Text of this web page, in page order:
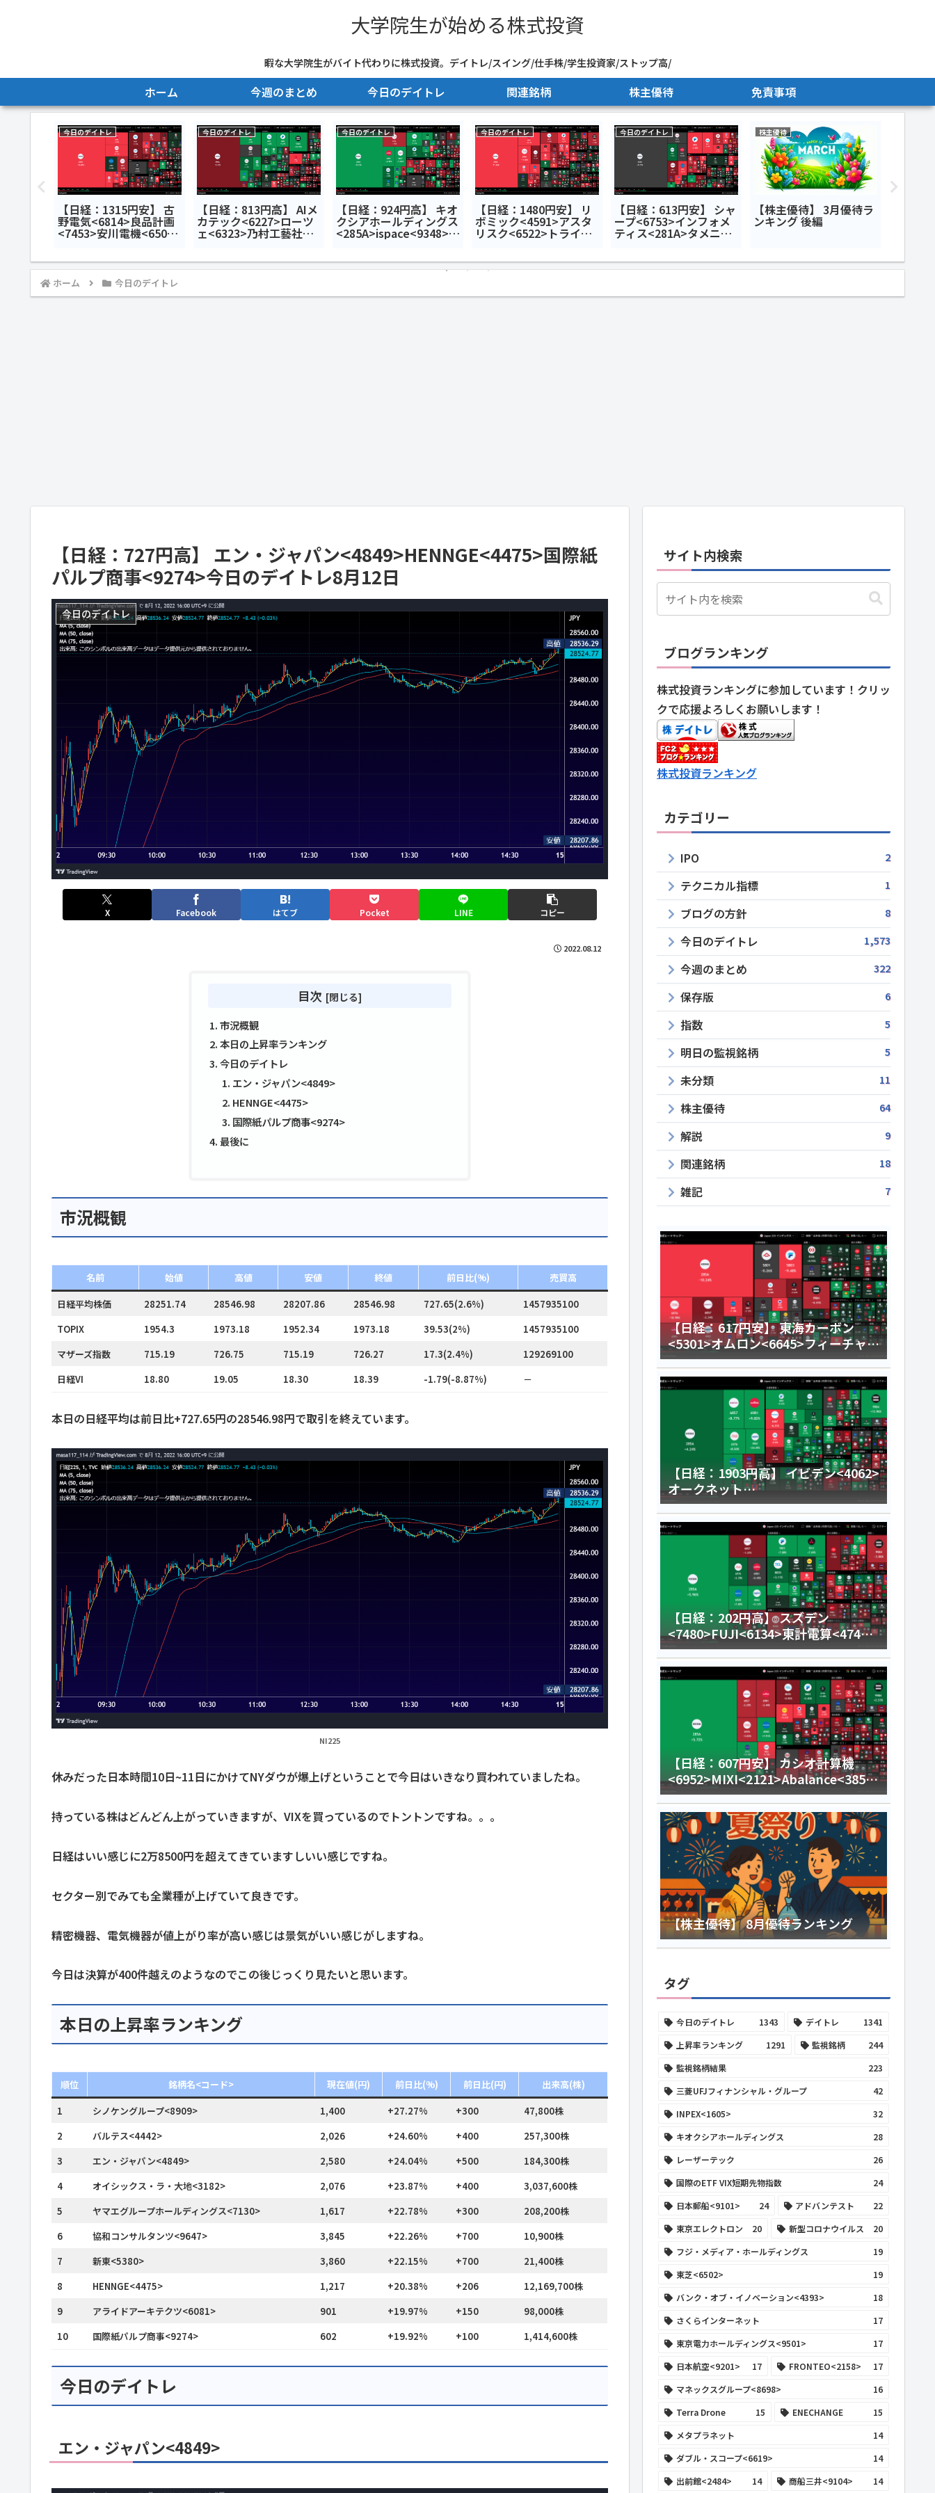
大学院生が始める株式投資
暇な大学院生がバイト代わりに株式投資。デイトレ/スイング/仕手株/学生投資家/ストップ高/
ホーム 今週のまとめ 今日のデイトレ 関連銘柄 株主優待 免責事項
今日のデイトレ
【日経：1315円安】 古
野電気<6814>良品計画
<7453>安川電機<6506>
今日のデイトレ7月13日
今日のデイトレ
【日経：813円高】 AIメ
カテック<6227>ローツ
ェ<6323>乃村工藝社
<9716>今日のデイトレ7
今日のデイトレ
【日経：924円高】 キオ
クシアホールディングス
<285A>ispace<9348>小
田原機器<7314>今日の
今日のデイトレ
【日経：1480円安】 リ
ボミック<4591>アスタ
リスク<6522>トライア
ルホールディングス
月7日
今日のデイトレ
【日経：613円安】 シャ
ープ<6753>インフォメ
ティス<281A>タメニー
<6181>今日のデイトレ6
株主優待
【株主優待】 3月優待ラ
ンキング 後編
月15日
ホーム 今日のデイトレ
【日経：727円高】 エン・ジャパン<4849>HENNGE<4475>国際紙
パルプ商事<9274>今日のデイトレ8月12日
今日のデイトレ
X Facebook はてブ Pocket LINE コピー
2022.08.12
目次
市況概観
本日の上昇率ランキング
今日のデイトレ
エン・ジャパン<4849>
HENNGE<4475>
国際紙パルプ商事<9274>
最後に
市況概観
名前 始値 高値 安値 終値 前日比(%)
売買高
日経平均株価
28251.74 28546.98 28207.86 28546.98 727.65(2.6%)
1457935100
TOPIX
1954.3 1973.18 1952.34 1973.18 39.53(2%)
1457935100
マザーズ指数
715.19 726.75 715.19 726.27 17.3(2.4%)
129269100
日経VI
18.80 19.05 18.30 18.39 -1.79(-8.87%) －
本日の日経平均は前日比+727.65円の28546.98円で取引を終えています。
NI225
休みだった日本時間10日~11日にかけてNYダウが爆上げということで今日はいきなり買われていましたね。
持っている株はどんどん上がっていきますが、VIXを買っているのでトントンですね。。。
日経はいい感じに2万8500円を超えてきていますしいい感じですね。
セクター別でみても全業種が上げていて良きです。
精密機器、電気機器が値上がり率が高い感じは景気がいい感じがしますね。
今日は決算が400件越えのようなのでこの後じっくり見たいと思います。
本日の上昇率ランキング
順位 銘柄名<コード> 現在値(円) 前日比(%) 前日比(円)
出来高(株)
1
シノケングループ<8909> 1,400 +27.27% +300
47,800株
2
バルテス<4442> 2,026 +24.60% +400
257,300株
3
エン・ジャパン<4849> 2,580 +24.04% +500
184,300株
4
オイシックス・ラ・大地<3182> 2,076 +23.87% +400
3,037,600株
5
ヤマエグループホールディングス<7130> 1,617 +22.78% +300
208,200株
6
協和コンサルタンツ<9647> 3,845 +22.26% +700
10,900株
7
新東<5380> 3,860 +22.15% +700
21,400株
8
HENNGE<4475> 1,217 +20.38% +206
12,169,700株
9
アライドアーキテクツ<6081> 901 +19.97% +150
98,000株
10
国際紙パルプ商事<9274> 602 +19.92% +100 1,414,600株
今日のデイトレ
エン・ジャパン<4849>
サイト内検索
ブログランキング
株式投資ランキングに参加しています！クリッ
クで応援よろしくお願いします！
株式投資ランキング
カテゴリー
IPO 2
テクニカル指標 1
ブログの方針 8
今日のデイトレ 1,573
今週のまとめ 322
保存版 6
指数 5
明日の監視銘柄 5
未分類 11
株主優待 64
解説 9
関連銘柄 18
雑記 7
【日経：617円安】 東海カーボン
<5301>オムロン<6645>フィーチャ
<4052>今日のデイトレ8月6日
【日経：1903円高】 イビデン<4062>
オークネット
<3964>HENNGE<4475>今日のデイ
トレ8月5日
【日経：202円高】 スズデン
<7480>FUJI<6134>東計電算<4746>
今日のデイトレ8月4日
【日経：607円安】 カシオ計算機
<6952>MIXI<2121>Abalance<3856
>今日のデイトレ8月3日
【株主優待】 8月優待ランキング
タグ
今日のデイトレ 1343 デイトレ
1341
上昇率ランキング
1291 監視銘柄
244
監視銘柄結果
223
三菱UFJフィナンシャル・グループ
42
INPEX<1605>
32
キオクシアホールディングス
28
レーザーテック
26
国際のETF VIX短期先物指数
24
日本郵船<9101>
24 アドバンテスト
22
東京エレクトロン
20 新型コロナウイルス
20
フジ・メディア・ホールディングス
19
東芝<6502>
19
バンク・オブ・イノベーション<4393>
18
さくらインターネット
17
東京電力ホールディングス<9501>
17
日本航空<9201>
17 FRONTEO<2158>
17
マネックスグループ<8698>
16
Terra Drone
15 ENECHANGE
15
メタプラネット
14
ダブル・スコープ<6619>
14
出前館<2484>
14 商船三井<9104> 14